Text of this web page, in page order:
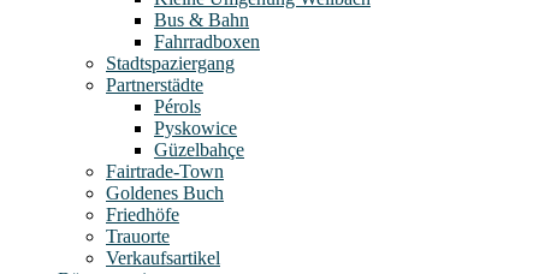
Bus & Bahn
Fahrradboxen
Stadtspaziergang
Partnerstädte
Pérols
Pyskowice
Güzelbahçe
Fairtrade-Town
Goldenes Buch
Friedhöfe
Trauorte
Verkaufsartikel